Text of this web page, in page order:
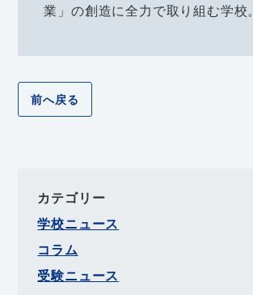
業」の創造に全力で取り組む学校。
前へ戻る
カテゴリー
学校ニュース
コラム
受験ニュース